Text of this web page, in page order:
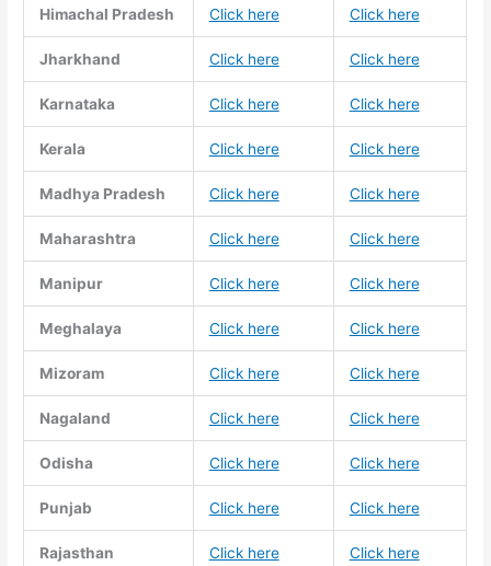
Himachal Pradesh Click here Click here
Jharkhand Click here Click here
Karnataka Click here Click here
Kerala Click here Click here
Madhya Pradesh Click here Click here
Maharashtra Click here Click here
Manipur Click here Click here
Meghalaya Click here Click here
Mizoram Click here Click here
Nagaland Click here Click here
Odisha Click here Click here
Punjab Click here Click here
Rajasthan Click here Click here